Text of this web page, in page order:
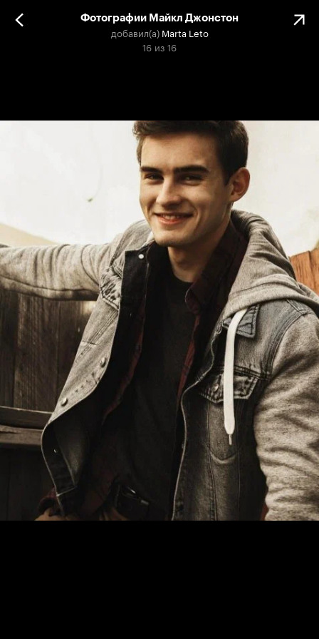
Фотографии Майкл Джонстон
добавил(а) Marta Leto
16 из 16